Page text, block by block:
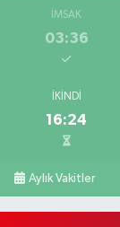
İMSAK
03:36
İKINDI
16:24
Aylık Vakitler